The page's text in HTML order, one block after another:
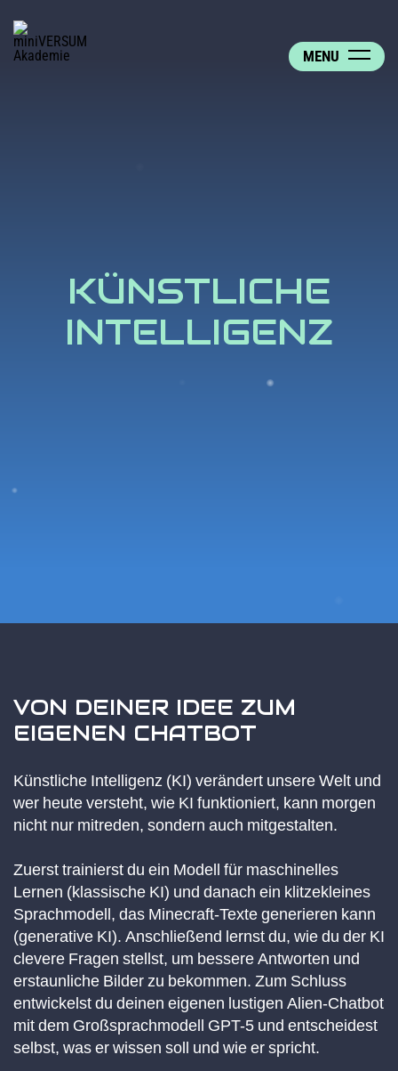
MENU
KÜNSTLICHE
INTELLIGENZ
VON DEINER IDEE ZUM
EIGENEN CHATBOT
Künstliche Intelligenz (KI) verändert unsere Welt und
wer heute versteht, wie KI funktioniert, kann morgen
nicht nur mitreden, sondern auch mitgestalten.
Zuerst trainierst du ein Modell für maschinelles
Lernen (klassische KI) und danach ein klitzekleines
Sprachmodell, das Minecraft-Texte generieren kann
(generative KI). Anschließend lernst du, wie du der KI
clevere Fragen stellst, um bessere Antworten und
erstaunliche Bilder zu bekommen. Zum Schluss
entwickelst du deinen eigenen lustigen Alien-Chatbot
mit dem Großsprachmodell GPT-5 und entscheidest
selbst, was er wissen soll und wie er spricht.